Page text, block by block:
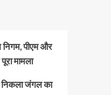
पीएम और
मामला
निकला जंगल का